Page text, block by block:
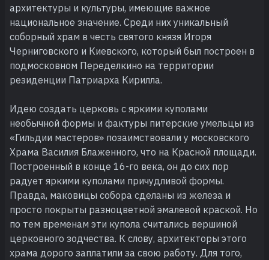
архитектуры и культуры, имеющие важное
национальное значение. Среди них уникальный
соборный храм в честь святого князя Игоря
Черниговского и Киевского, который был построен в
подмосковном Переделкино на территории
резиденции Патриарха Кирилла.
Идею создать церковь с яркими куполами
необычной формы и фактуры питерские умельцы из
«Гильдии мастеров» позаимствовали у московского
Храма Василия Блаженного, что на Красной площади.
Построенный в конце 16-го века, он до сих пор
радует яркими куполами причудливой формы.
Правда, маковицы собора сделаны из железа и
просто покрыты разноцветной эмалевой краской. Но
по тем временам эти купола считались вершиной
церковного зодчества. К слову, архитекторы этого
храма дорого заплатили за свою работу. Для того,